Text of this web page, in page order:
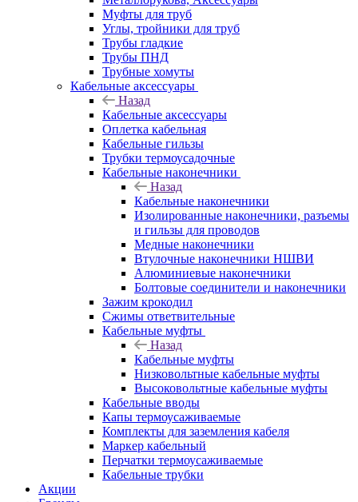
Муфты для труб
Углы, тройники для труб
Трубы гладкие
Трубы ПНД
Трубные хомуты
Кабельные аксессуары
Назад
Кабельные аксессуары
Оплетка кабельная
Кабельные гильзы
Трубки термоусадочные
Кабельные наконечники
Назад
Кабельные наконечники
Изолированные наконечники, разъемы
и гильзы для проводов
Медные наконечники
Втулочные наконечники НШВИ
Алюминиевые наконечники
Болтовые соединители и наконечники
Зажим крокодил
Сжимы ответвительные
Кабельные муфты
Назад
Кабельные муфты
Низковольтные кабельные муфты
Высоковольтные кабельные муфты
Кабельные вводы
Капы термоусаживаемые
Комплекты для заземления кабеля
Маркер кабельный
Перчатки термоусаживаемые
Кабельные трубки
Акции